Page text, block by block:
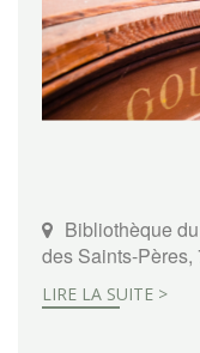
Bibliothèque
des Saints-
LIRE LA SUITE >